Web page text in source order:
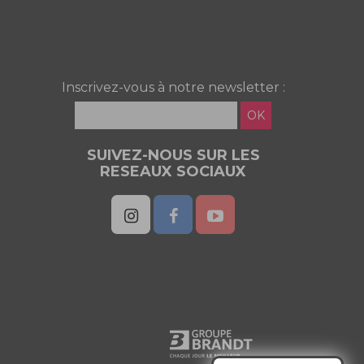
Inscrivez-vous à notre newsletter :
OK
SUIVEZ-NOUS SUR LES
RESEAUX SOCIAUX